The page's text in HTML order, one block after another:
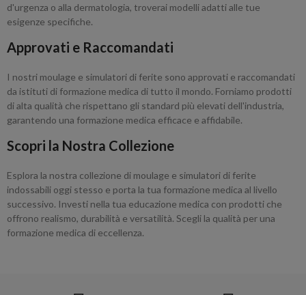
d'urgenza o alla dermatologia, troverai modelli adatti alle tue
esigenze specifiche.
Approvati e Raccomandati
I nostri moulage e simulatori di ferite sono approvati e raccomandati
da istituti di formazione medica di tutto il mondo. Forniamo prodotti
di alta qualità che rispettano gli standard più elevati dell'industria,
garantendo una formazione medica efficace e affidabile.
Scopri la Nostra Collezione
Esplora la nostra collezione di moulage e simulatori di ferite
indossabili oggi stesso e porta la tua formazione medica al livello
successivo. Investi nella tua educazione medica con prodotti che
offrono realismo, durabilità e versatilità. Scegli la qualità per una
formazione medica di eccellenza.